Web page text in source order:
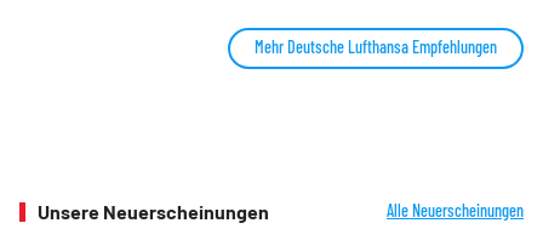
Mehr Deutsche Lufthansa Empfehlungen
Unsere Neuerscheinungen Alle Neuerscheinungen